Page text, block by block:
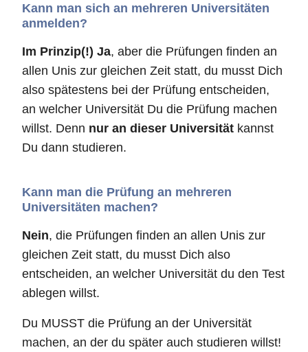
Kann man sich an mehreren Universitäten
anmelden?
Im Prinzip(!) Ja, aber die Prüfungen finden an
allen Unis zur gleichen Zeit statt, du musst Dich
also spätestens bei der Prüfung entscheiden,
an welcher Universität Du die Prüfung machen
willst. Denn nur an dieser Universität kannst
Du dann studieren.
Kann man die Prüfung an mehreren
Universitäten machen?
Nein, die Prüfungen finden an allen Unis zur
gleichen Zeit statt, du musst Dich also
entscheiden, an welcher Universität du den Test
ablegen willst.
Du MUSST die Prüfung an der Universität
machen, an der du später auch studieren willst!